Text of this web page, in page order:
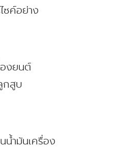
ซค์อย่าง
องยนต์
กสูบ
น้ำมันเครื่อง